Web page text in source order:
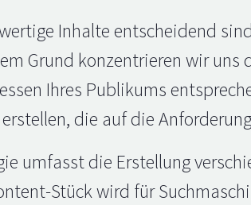
Inhalte entscheidend
Grund konzentrieren wir
Ihres Publikums
die auf die
umfasst die Erstellung
Stück wird für